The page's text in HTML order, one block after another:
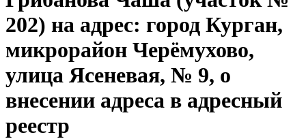
202) на адрес: город Курган,
микрорайон Черёмухово,
улица Ясеневая, № 9, о
внесении адреса в адресный
реестр